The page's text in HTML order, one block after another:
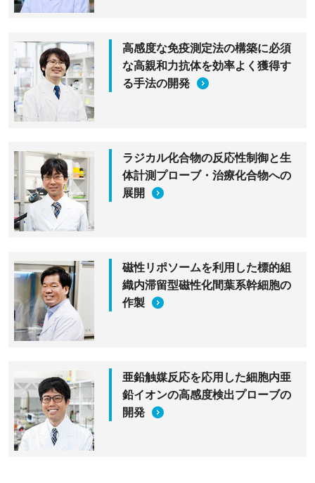
高感度な免疫測定法の構築に必須
な高親和力抗体を効率よく獲得す
る手法の開発
ラジカル化合物の反応性制御と生
体計測プローブ・治療化合物への
展開
磁性リポソームを利用した標的組
織内滞留型磁性化間葉系幹細胞の
作製
亜鉛触媒反応を応用した細胞内亜
鉛イオンの高感度検出プローブの
開発